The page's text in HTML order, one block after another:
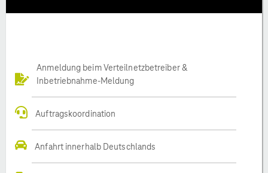
Anmeldung beim Verteilnetzbetreiber &
Inbetriebnahme-Meldung
Auftragskoordination
Anfahrt innerhalb Deutschlands